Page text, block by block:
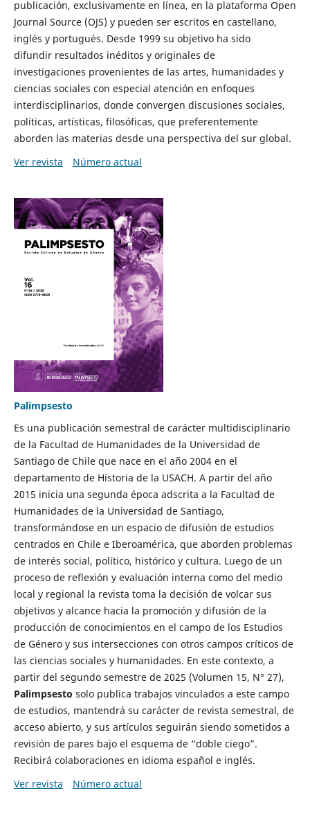
publicación, exclusivamente en línea, en la plataforma Open
Journal Source (OJS) y pueden ser escritos en castellano,
inglés y portugués. Desde 1999 su objetivo ha sido
difundir resultados inéditos y originales de
investigaciones provenientes de las artes, humanidades y
ciencias sociales con especial atención en enfoques
interdisciplinarios, donde convergen discusiones sociales,
políticas, artísticas, filosóficas, que preferentemente
aborden las materias desde una perspectiva del sur global.
Ver revista
Número actual
Palimpsesto
Es una publicación semestral de carácter multidisciplinario
de la Facultad de Humanidades de la Universidad de
Santiago de Chile que nace en el año 2004 en el
departamento de Historia de la USACH. A partir del año
2015 inicia una segunda época adscrita a la Facultad de
Humanidades de la Universidad de Santiago,
transformándose en un espacio de difusión de estudios
centrados en Chile e Iberoamérica, que aborden problemas
de interés social, político, histórico y cultura. Luego de un
proceso de reflexión y evaluación interna como del medio
local y regional la revista toma la decisión de volcar sus
objetivos y alcance hacia la promoción y difusión de la
producción de conocimientos en el campo de los Estudios
de Género y sus intersecciones con otros campos críticos de
las ciencias sociales y humanidades. En este contexto, a
partir del segundo semestre de 2025 (Volumen 15, N° 27),
Palimpsesto solo publica trabajos vinculados a este campo
de estudios, mantendrá su carácter de revista semestral, de
acceso abierto, y sus artículos seguirán siendo sometidos a
revisión de pares bajo el esquema de “doble ciego”.
Recibirá colaboraciones en idioma español e inglés.
Ver revista
Número actual